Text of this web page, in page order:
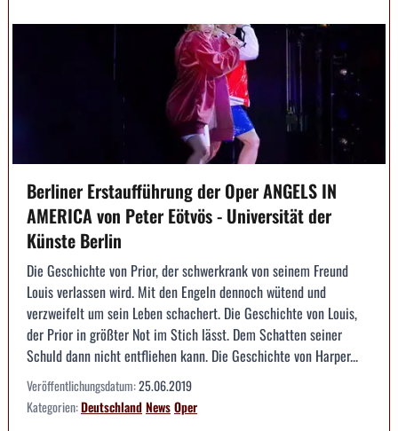
Berliner Erstaufführung der Oper ANGELS IN
AMERICA von Peter Eötvös - Universität der
Künste Berlin
Die Geschichte von Prior, der schwerkrank von seinem Freund
Louis verlassen wird. Mit den Engeln dennoch wütend und
verzweifelt um sein Leben schachert. Die Geschichte von Louis,
der Prior in größter Not im Stich lässt. Dem Schatten seiner
Schuld dann nicht entfliehen kann. Die Geschichte von Harper...
Veröffentlichungsdatum:25.06.2019
Kategorien:DeutschlandNewsOper